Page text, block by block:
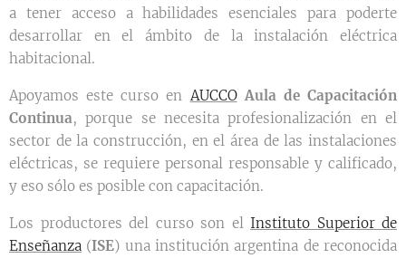
a tener acceso a habilidades esenciales para poderte
desarrollar en el ámbito de la instalación eléctrica
habitacional.
Apoyamos este curso enAUCCO Aula de Capacitación
Continua, porque se necesita profesionalización en el
sector de la construcción, en el área de las instalaciones
eléctricas, se requiere personal responsable y calificado,
y eso sólo es posible con capacitación.
Los productores del curso son el Instituto Superior de
Enseñanza (ISE) una institución argentina de reconocida